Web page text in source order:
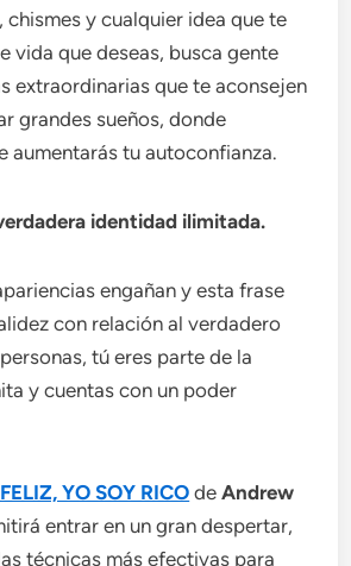
y cualquier idea que te
vida que deseas, busca gente
extraordinarias que te aconsejen
grandes sueños, donde
aumentarás tu autoconfianza.
identidad ilimitada.
engañan y esta frase
con relación al verdadero
tú eres parte de la
y cuentas con un poder
YO SOY RICOdeAndrew
entrar en un gran despertar,
técnicas más efectivas para